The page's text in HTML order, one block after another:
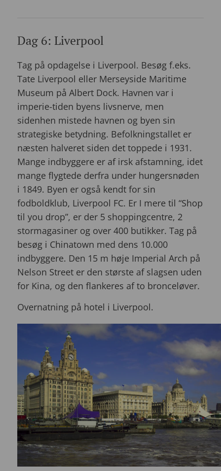
Dag 6: Liverpool
Tag på opdagelse i Liverpool. Besøg f.eks.
Tate Liverpool eller Merseyside Maritime
Museum på Albert Dock. Havnen var i
imperie-tiden byens livsnerve, men
sidenhen mistede havnen og byen sin
strategiske betydning. Befolkningstallet er
næsten halveret siden det toppede i 1931.
Mange indbyggere er af irsk afstamning, idet
mange flygtede derfra under hungersnøden
i 1849. Byen er også kendt for sin
fodboldklub, Liverpool FC. Er I mere til “Shop
til you drop”, er der 5 shoppingcentre, 2
stormagasiner og over 400 butikker. Tag på
besøg i Chinatown med dens 10.000
indbyggere. Den 15 m høje Imperial Arch på
Nelson Street er den største af slagsen uden
for Kina, og den flankeres af to bronceløver.
Overnatning på hotel i Liverpool.